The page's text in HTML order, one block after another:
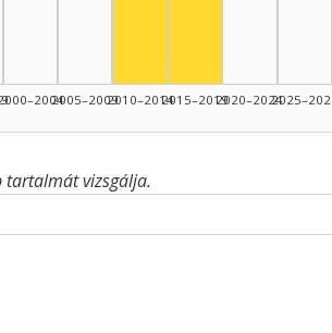
2005–20092010–20142015–20192020–20242025–2026
tartalmát vizsgálja.